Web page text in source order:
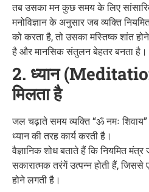
तब उसका मन कुछ समय के लिए
मनोविज्ञान के अनुसार जब व्यक्ति
को करता है, तो उसका मस्तिष्क शांत
है और मानसिक संतुलन बेहतर बनता है।
2. ध्यान
मिलता है
जल चढ़ाते समय व्यक्ति “ॐ नमः
ध्यान की तरह कार्य करती है।
वैज्ञानिक शोध बताते हैं कि नियमित
सकारात्मक तरंगें उत्पन्न होती हैं,
होने लगती है।